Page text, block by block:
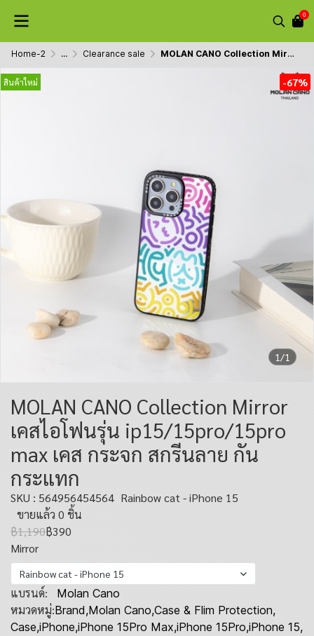
0
Home-2 ... Clearance sale MOLAN CANO Collection Mirror เคสไอโฟนรุ่น ip15/15pro/15pro max เคส กระจก สกรีนลาย กันกระแทก
1/1
สินค้าใหม่ -67%
MOLAN CANO Collection Mirror
เคสไอโฟนรุ่น ip15/15pro/15pro
max เคส กระจก สกรีนลาย กัน
กระแทก
SKU : 564956454564 Rainbow cat - iPhone 15
ขายแล้ว 0 ชิ้น
฿1,190฿390
Mirror
Rainbow cat - iPhone 15
แบรนด์: Molan Cano
หมวดหมู่:Brand,Molan Cano,Case & Flim Protection,
Case,iPhone,iPhone 15Pro Max,iPhone 15Pro,iPhone 15,